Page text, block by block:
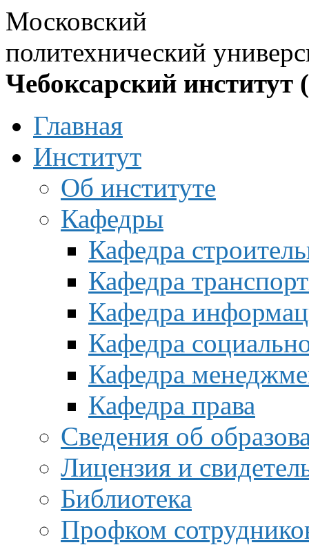
Московский
политехнический
Чебоксарский институт
Главная
Институт
Об институте
Кафедры
Кафедра
Кафедра
Кафедра
Кафедра
Кафедра
Кафедра права
Сведения об
Лицензия и
Библиотека
Профком